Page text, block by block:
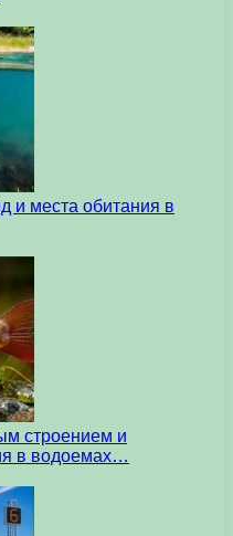
и места обитания в
строением и
в водоемах…